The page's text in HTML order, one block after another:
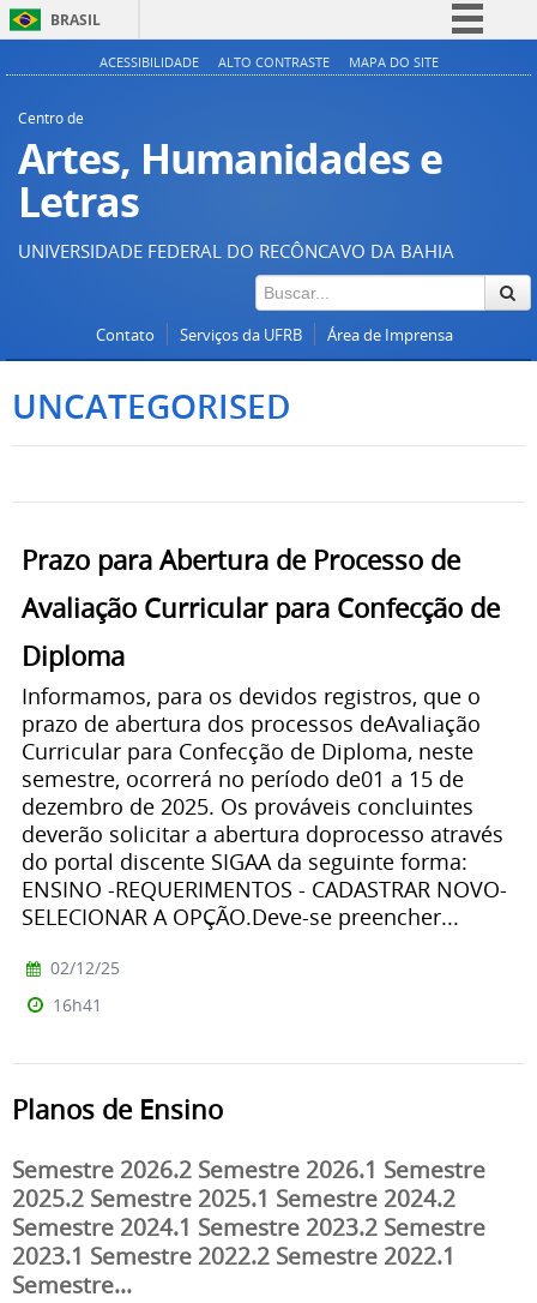
BRASIL
Simplifique!
Acesso à informação
Canais
ACESSIBILIDADE ALTO CONTRASTE MAPA DO SITE
Centro de
Artes, Humanidades e
Letras
UNIVERSIDADE FEDERAL DO RECÔNCAVO DA BAHIA
Contato Serviços da UFRB Área de Imprensa
UNCATEGORISED
Prazo para Abertura de Processo de
Avaliação Curricular para Confecção de
Diploma
Informamos, para os devidos registros, que o
prazo de abertura dos processos deAvaliação
Curricular para Confecção de Diploma, neste
semestre, ocorrerá no período de01 a 15 de
dezembro de 2025. Os prováveis concluintes
deverão solicitar a abertura doprocesso através
do portal discente SIGAA da seguinte forma:
ENSINO -REQUERIMENTOS - CADASTRAR NOVO-
SELECIONAR A OPÇÃO.Deve-se preencher...
02/12/25
16h41
Planos de Ensino
Semestre 2026.2 Semestre 2026.1 Semestre
2025.2 Semestre 2025.1 Semestre 2024.2
Semestre 2024.1 Semestre 2023.2 Semestre
2023.1 Semestre 2022.2 Semestre 2022.1
Semestre...